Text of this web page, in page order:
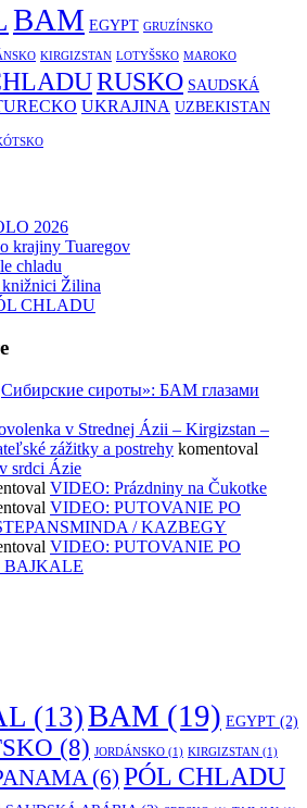
BAM EGYPT GRUZÍNSKO
KIRGIZSTAN LOTYŠSKO MAROKO
RUSKO SAUDSKÁ
UKRAJINA UZBEKISTAN
2026
krajiny Tuaregov
chladu
knižnici Žilina
CHLADU
Сибирские сироты»: БАМ глазами
v Strednej Ázii – Kirgizstan –
zážitky a postrehy komentoval
srdci Ázie
VIDEO: Prázdniny na Čukotke
VIDEO: PUTOVANIE PO
/ KAZBEGY
VIDEO: PUTOVANIE PO
BAJKALE
(13)BAM (19) EGYPT (2)
(8) JORDÁNSKO (1) KIRGIZSTAN (1)
(6) PÓL CHLADU